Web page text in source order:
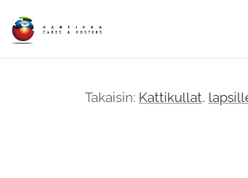
Takaisin: Kattikullat,